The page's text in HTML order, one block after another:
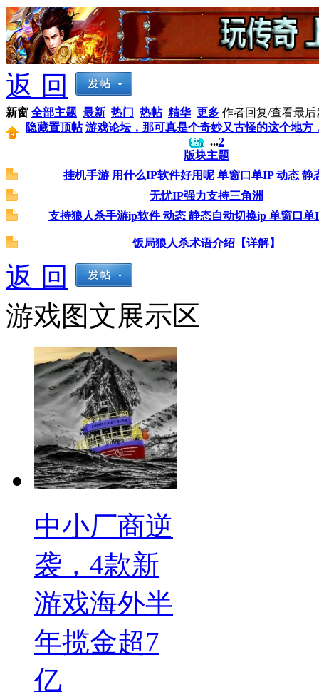
返 回
新窗 全部主题 最新 热门 热帖 精华 更多 作者回复/查看最后
隐藏置顶帖 游戏论坛，那可真是个奇妙又古怪的这个地方
...2
版块主题
挂机手游 用什么IP软件好用呢 单窗口单IP 动态 静
无忧IP强力支持三角洲
支持狼人杀手游ip软件 动态 静态自动切换ip 单窗口单
饭局狼人杀术语介绍【详解】
返 回
游戏图文展示区
中小厂商逆
袭，4款新
游戏海外半
年揽金超7
亿